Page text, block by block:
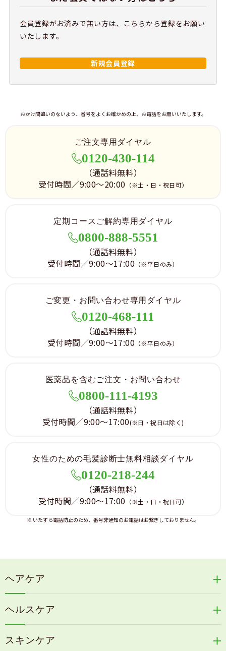
会員登録がお済みで無い方は、こちらから登録をお願い
いたします。
新規会員登録
おかけ間違いのないよう、番号をよくお確かめの上、お電話をお願いいたします。
ご注文専用ダイヤル
0120-430-114
（通話料無料）
受付時間／9:00～20:00 （※土・日・祝日可）
定期コースご解約専用ダイヤル
0800-888-5551
（通話料無料）
受付時間／9:00～17:00 （※平日のみ）
ご変更・お問い合わせ専用ダイヤル
0120-468-111
（通話料無料）
受付時間／9:00～17:00 （※平日のみ）
医薬品を含むご注文・お問い合わせ
0800-111-4193
（通話料無料）
受付時間／9:00～17:00(※日・祝日は除く)
女性のための毛髪診断士無料相談ダイヤル
0120-218-244
（通話料無料）
受付時間／9:00～17:00 （※土・日・祝日可）
※ いたずら電話防止のため、番号非通知のお電話はお繋ぎしておりません。
ヘアケア
冷感育毛エッセンス
ヘルスケア
スキンケア